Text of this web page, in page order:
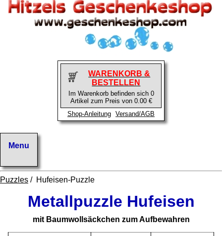
WARENKORB &
BESTELLEN
Im Warenkorb befinden sich 0
Artikel zum Preis von 0.00 €
Shop-Anleitung
Versand/AGB
Puzzles / Hufeisen-Puzzle
Metallpuzzle Hufeisen
mit Baumwollsäckchen zum Aufbewahren